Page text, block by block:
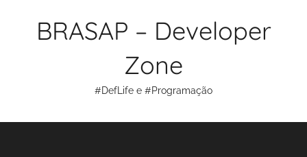
BRASAP – Developer
Zone
#DefLife e #Programação